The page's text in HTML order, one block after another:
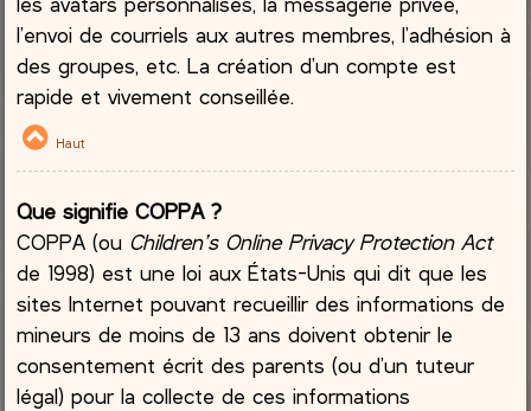
l’envoi de courriels aux autres membres, l’adhésion à
des groupes, etc. La création d’un compte est
rapide et vivement conseillée.
Haut
Que signifie COPPA ?
COPPA (ou Children’s Online Privacy Protection Act
de 1998) est une loi aux États-Unis qui dit que les
sites Internet pouvant recueillir des informations de
mineurs de moins de 13 ans doivent obtenir le
consentement écrit des parents (ou d’un tuteur
légal) pour la collecte de ces informations